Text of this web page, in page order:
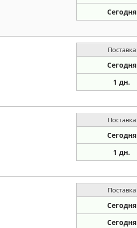
Сегодня
Поставка
Сегодня
1 дн.
Поставка
Сегодня
1 дн.
Поставка
Сегодня
Сегодня